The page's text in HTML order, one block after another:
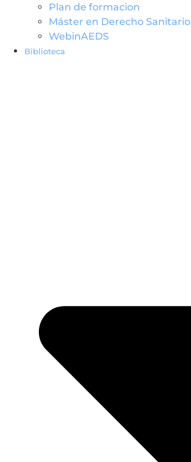
Plan de formacion
Máster en Derecho Sanitario
WebinAEDS
Biblioteca